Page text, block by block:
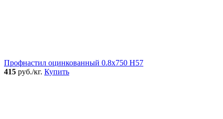
Профнастил оцинкованный 0.8x750 Н57
415 руб./кг. Купить